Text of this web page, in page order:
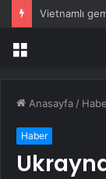
Menü
Anasayfa /
Haber